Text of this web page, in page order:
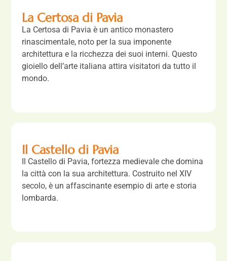
La Certosa di Pavia
La Certosa di Pavia è un antico monastero
rinascimentale, noto per la sua imponente
architettura e la ricchezza dei suoi interni. Questo
gioiello dell’arte italiana attira visitatori da tutto il
mondo.
Il Castello di Pavia
Il Castello di Pavia, fortezza medievale che domina
la città con la sua architettura. Costruito nel XIV
secolo, è un affascinante esempio di arte e storia
lombarda.